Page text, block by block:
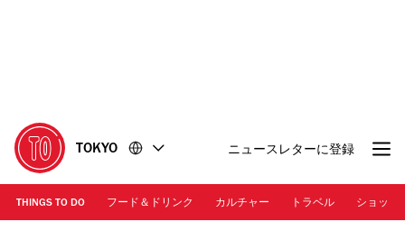
に
移
動
移
動
TOKYO ニュースレターに登録
THINGS TO DO フード＆ドリンク カルチャー トラベル ショッピ
レッグオンダイナー